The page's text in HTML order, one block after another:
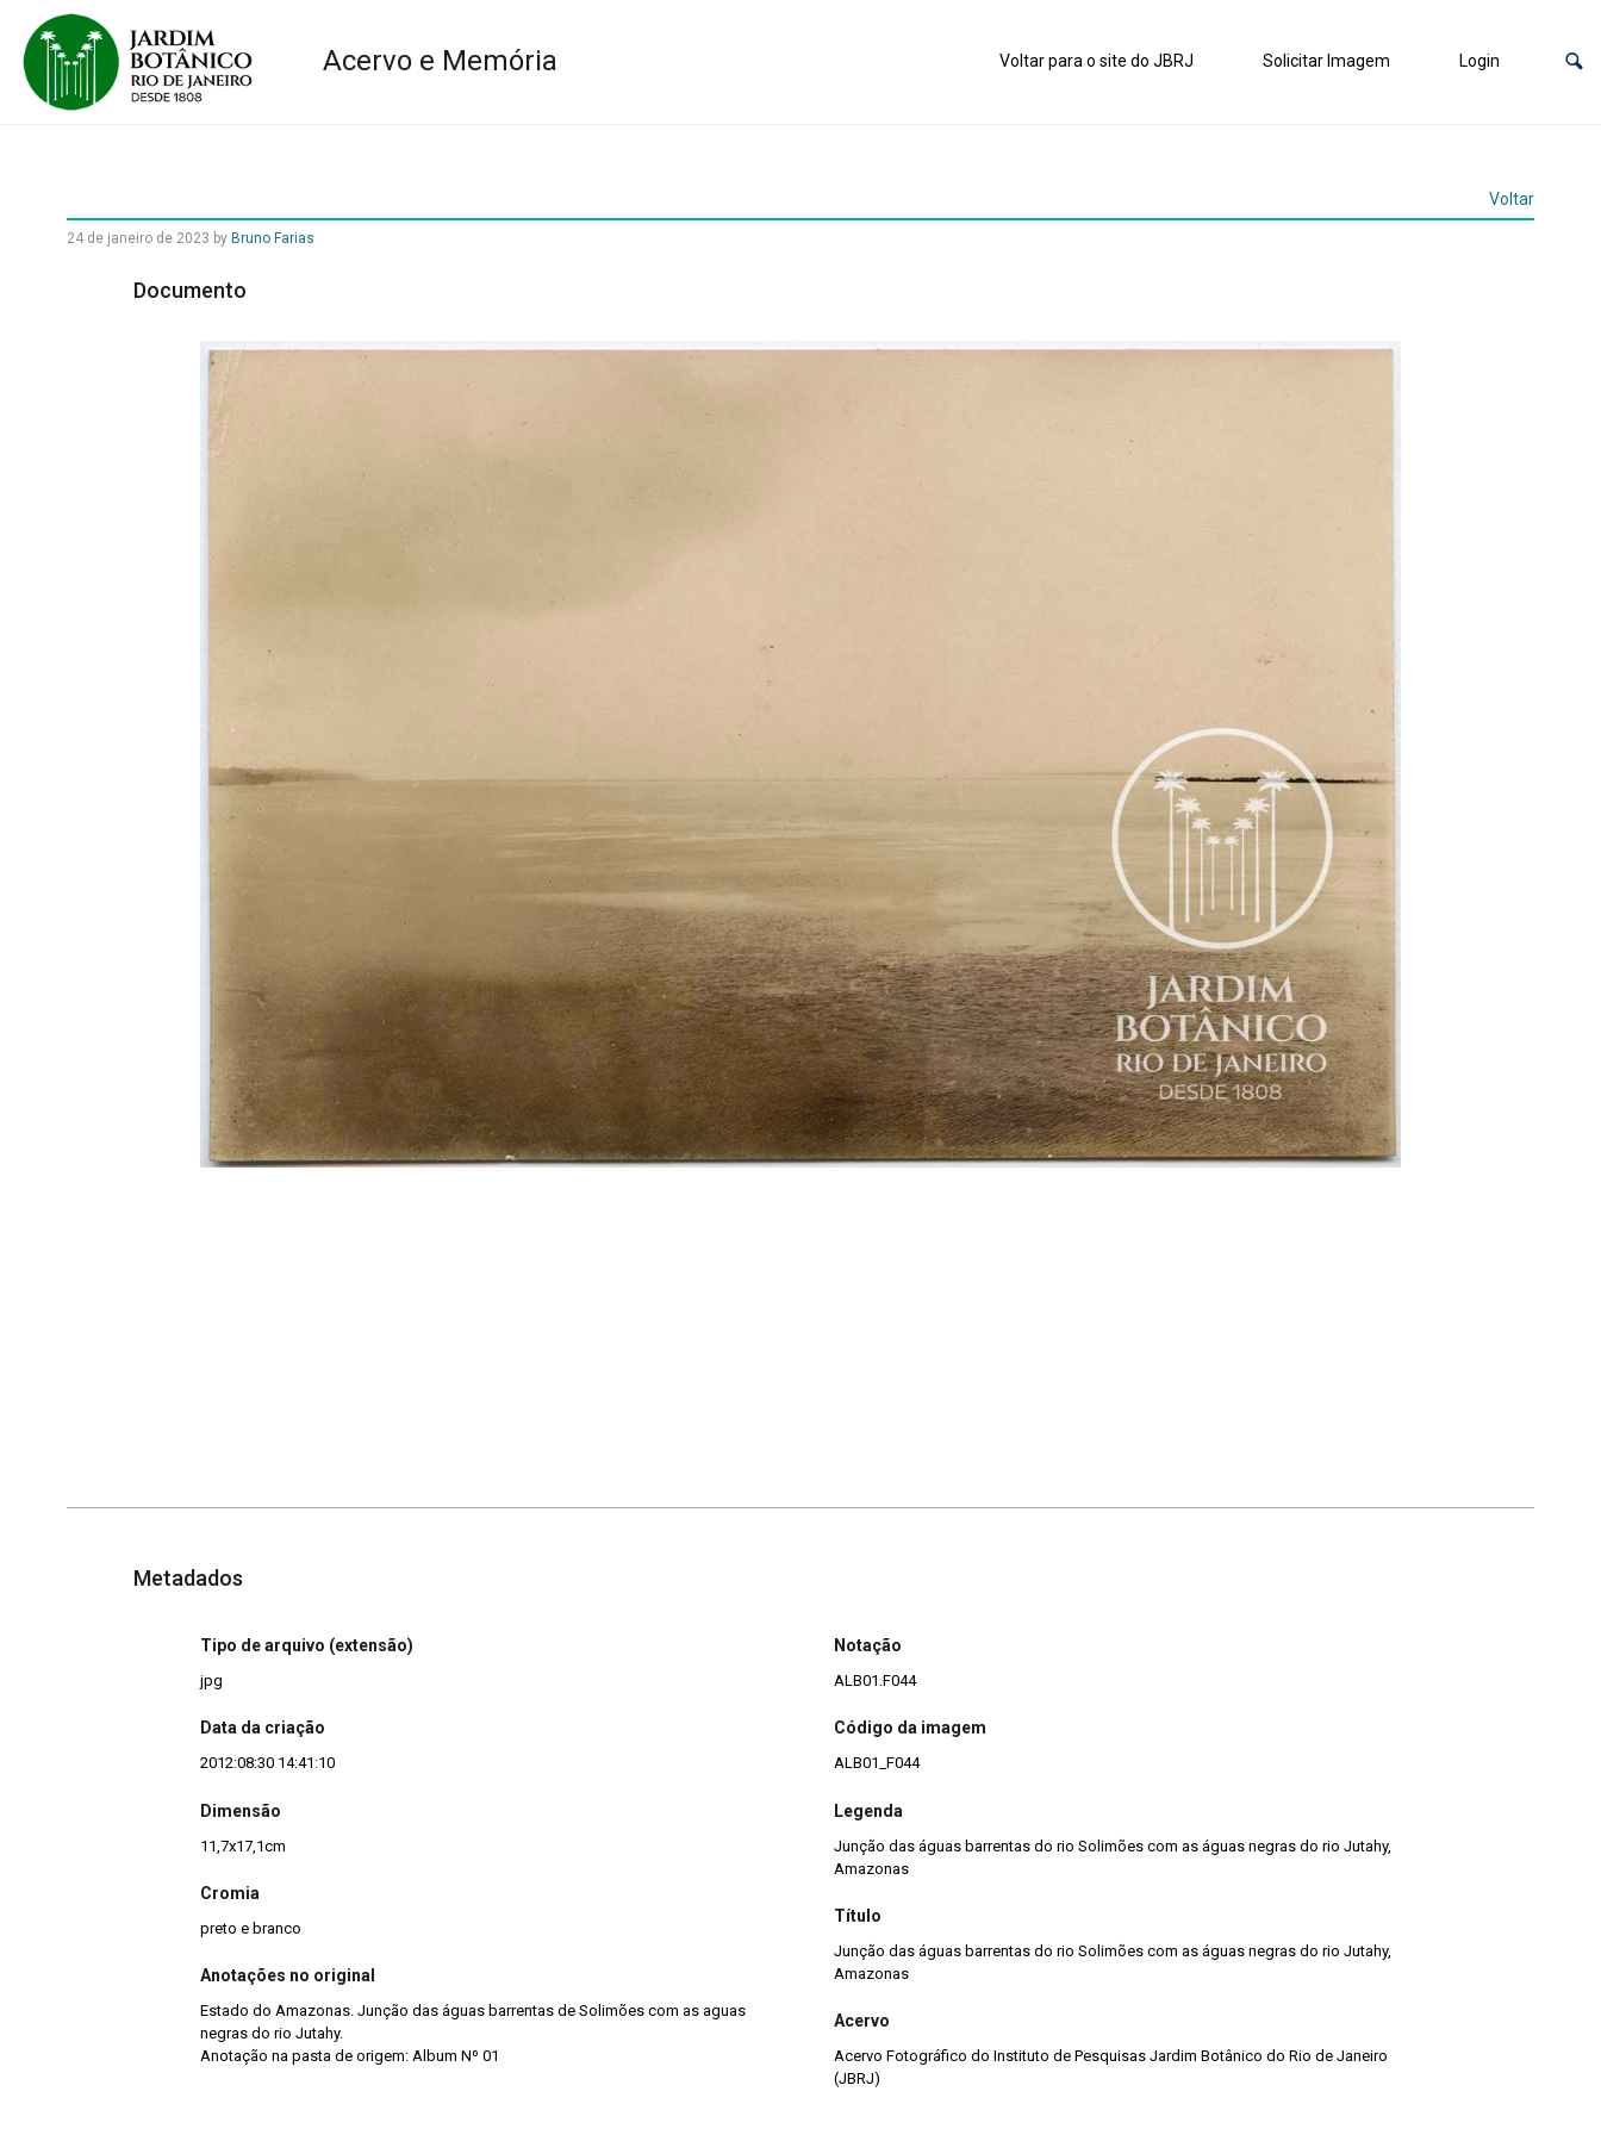
Acervo e Memória Voltar para o site do JBRJ Solicitar Imagem Login
Voltar
24 de janeiro de 2023 by Bruno Farias
Documento
Metadados
Tipo de arquivo (extensão)
jpg
Data da criação
2012:08:30 14:41:10
Dimensão
11,7x17,1cm
Cromia
preto e branco
Anotações no original
Estado do Amazonas. Junção das águas barrentas de Solimões com as aguas
negras do rio Jutahy.
Anotação na pasta de origem: Album Nº 01
Notação
ALB01.F044
Código da imagem
ALB01_F044
Legenda
Junção das águas barrentas do rio Solimões com as águas negras do rio Jutahy,
Amazonas
Título
Junção das águas barrentas do rio Solimões com as águas negras do rio Jutahy,
Amazonas
Acervo
Acervo Fotográfico do Instituto de Pesquisas Jardim Botânico do Rio de Janeiro
(JBRJ)